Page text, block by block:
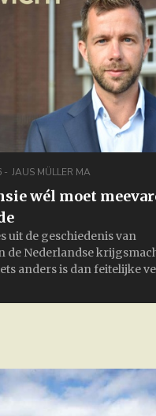
JAUS MÜLLER MA
wél moet
uit de geschiedenis van
de Nederlandse
anders is dan feitelijke